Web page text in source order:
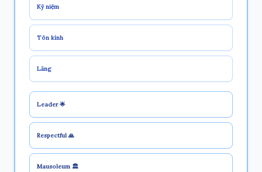
Kỷ niệm
Tôn kính
Lăng
Leader 🌟
Respectful 🙏
Mausoleum 🏛️